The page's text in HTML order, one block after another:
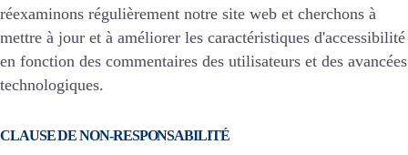
réexaminons régulièrement notre site web et cherchons à
mettre à jour et à améliorer les caractéristiques d'accessibilité
en fonction des commentaires des utilisateurs et des avancées
technologiques.
CLAUSE DE NON-RESPONSABILITÉ